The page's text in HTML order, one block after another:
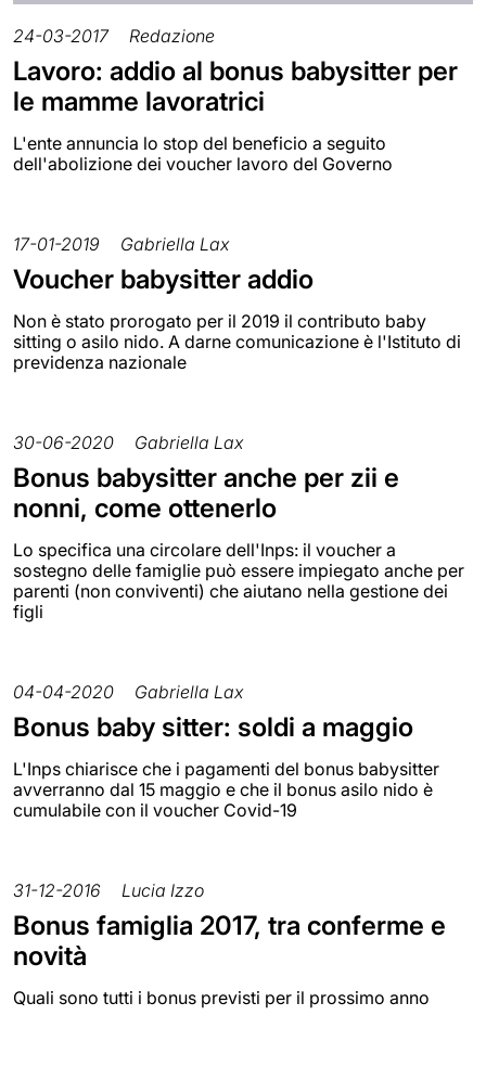
24-03-2017 Redazione
Lavoro: addio al bonus babysitter per
le mamme lavoratrici
L'ente annuncia lo stop del beneficio a seguito
dell'abolizione dei voucher lavoro del Governo
17-01-2019 Gabriella Lax
Voucher babysitter addio
Non è stato prorogato per il 2019 il contributo baby
sitting o asilo nido. A darne comunicazione è l'Istituto di
previdenza nazionale
30-06-2020 Gabriella Lax
Bonus babysitter anche per zii e
nonni, come ottenerlo
Lo specifica una circolare dell'Inps: il voucher a
sostegno delle famiglie può essere impiegato anche per
parenti (non conviventi) che aiutano nella gestione dei
figli
04-04-2020 Gabriella Lax
Bonus baby sitter: soldi a maggio
L'Inps chiarisce che i pagamenti del bonus babysitter
avverranno dal 15 maggio e che il bonus asilo nido è
cumulabile con il voucher Covid-19
31-12-2016 Lucia Izzo
Bonus famiglia 2017, tra conferme e
novità
Quali sono tutti i bonus previsti per il prossimo anno